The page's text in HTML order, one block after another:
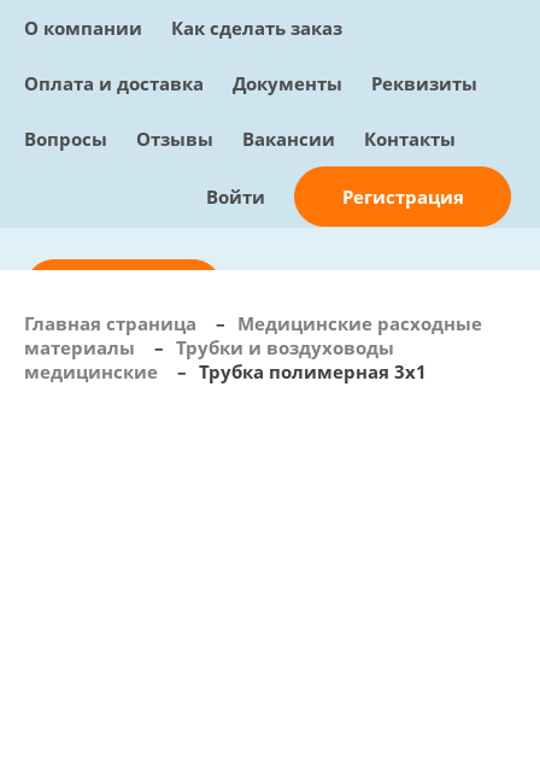
О компании Как сделать заказ
Оплата и доставка Документы Реквизиты
Вопросы Отзывы Вакансии Контакты
Войти Регистрация
info@sunmed.ru
Главная страница – Медицинские расходные
материалы
– Трубки и воздуховоды
медицинские
– Трубка полимерная 3х1